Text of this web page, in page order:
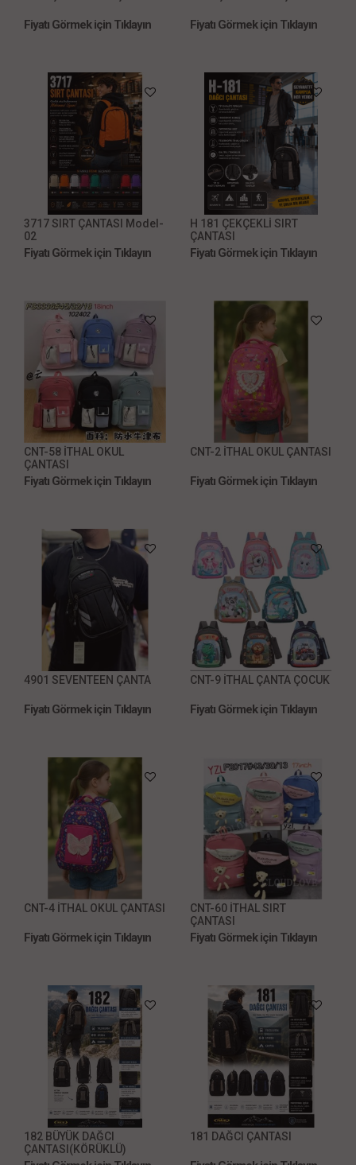
Fiyatı Görmek için Tıklayın Fiyatı Görmek için Tıklayın
3717 SIRT ÇANTASI Model-
02
Fiyatı Görmek için Tıklayın
H 181 ÇEKÇEKLİ SIRT
ÇANTASI
Fiyatı Görmek için Tıklayın
CNT-58 İTHAL OKUL
ÇANTASI
Fiyatı Görmek için Tıklayın
CNT-2 İTHAL OKUL ÇANTASI
Fiyatı Görmek için Tıklayın
4901 SEVENTEEN ÇANTA
Fiyatı Görmek için Tıklayın
CNT-9 İTHAL ÇANTA ÇOCUK
Fiyatı Görmek için Tıklayın
CNT-4 İTHAL OKUL ÇANTASI
Fiyatı Görmek için Tıklayın
CNT-60 İTHAL SIRT
ÇANTASI
Fiyatı Görmek için Tıklayın
182 BÜYÜK DAĞCI
ÇANTASI(KÖRÜKLÜ)
181 DAĞCI ÇANTASI